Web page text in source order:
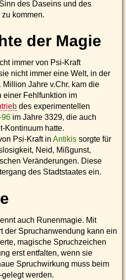
des Daseins und des
kommen.
der Magie
immer von Psi-Kraft
nicht immer eine Welt, in der
Jahre v.Chr. kam die
einer Fehlfunktion im
des experimentellen
96 im Jahre 3329, die auch
Kontinuum hatte.
Psi-Kraft in Antikis sorgte für
Neid, Mißgunst,
Veränderungen. Diese
des Stadtstaates ein.
auch Runenmagie. Mit
der Spruchanwendung kann ein
magische Spruchzeichen
erst entfalten, wenn sie
Spruchwirkung muss beim
werden.